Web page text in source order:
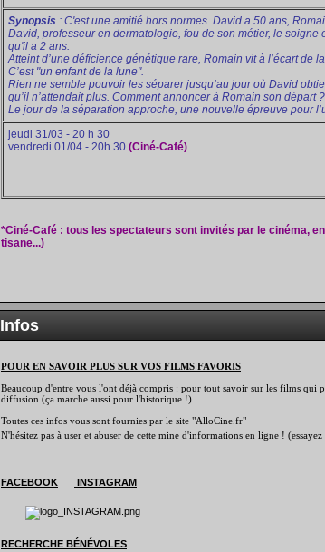
Synopsis : C'est une amitié hors normes. David a 50 ans,
David, professeur en dermatologie, fou de son métier, le soigne
qu'il a 2 ans.
Atteint d’une déficience génétique rare, Romain vit à l’écart de
C’est "un enfant de la lune".
Rien ne semble pouvoir les séparer jusqu’au jour où David
qu’il n’attendait plus. Comment annoncer à Romain son départ ?
Le jour de la séparation approche, une nouvelle épreuve pour
jeudi 31/03 - 20 h 30
vendredi 01/04 - 20h 30 (Ciné-Café)
*Ciné-Café : tous les spectateurs sont invités par le cinéma,
tisane...)
Infos
POUR EN SAVOIR PLUS SUR VOS FILMS FAVORIS
Beaucoup d'entre vous l'ont déjà compris : pour tout savoir sur les films qui
diffusion (ça marche aussi pour l'historique !).
Toutes ces infos vous sont fournies par le site "AlloCine.fr"
N'hésitez pas à user et abuser de cette mine d'informations en ligne !
FACEBOOK INSTAGRAM
RECHERCHE BÉNÉVOLES